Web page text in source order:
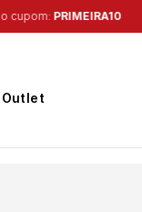
para região Sudeste em
Outlet